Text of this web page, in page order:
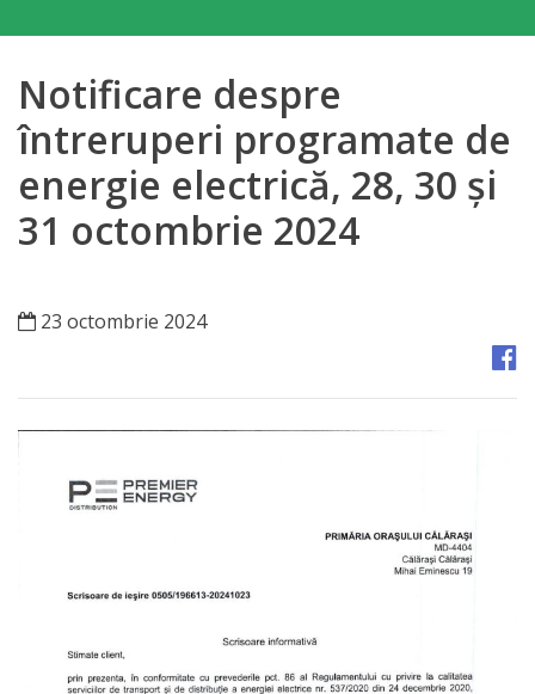
Personalități
Regulamente
Orașe
înfrățite
Registrul
Actelor
Primăria
Aparatul
Notificare despre
întreruperi programate de
energie electrică, 28, 30 și
31 octombrie 2024
23 octombrie 2024